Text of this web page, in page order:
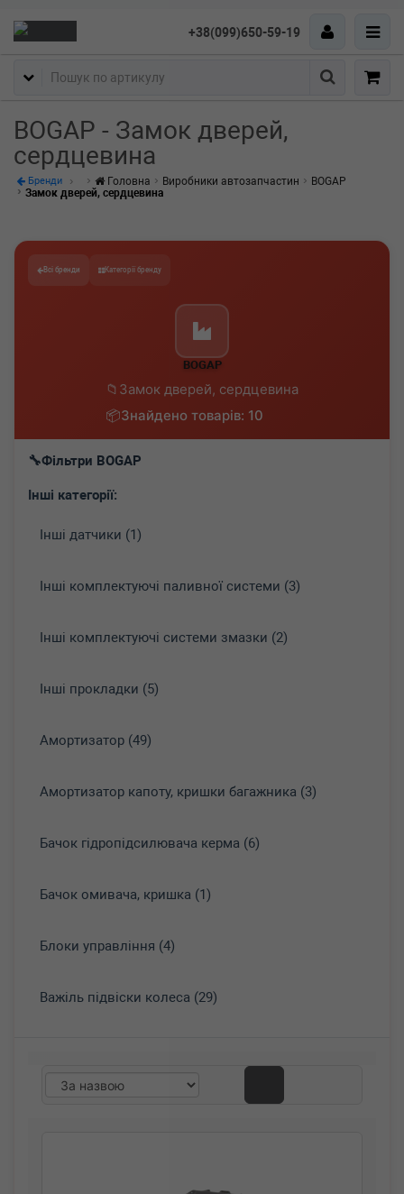
+38(099)650-59-19
Пошук
BOGAP - Замок дверей,
сердцевина
Бренди Головна Виробники автозапчастин
BOGAP
Замок дверей, сердцевина
Всі бренди Категорії бренду
BOGAP
Замок дверей, сердцевина
Знайдено товарів: 10
Фільтри BOGAP
Інші категорії:
Інші датчики (1)
Інші комплектуючі паливної системи (3)
Інші комплектуючі системи змазки (2)
Інші прокладки (5)
Амортизатор (49)
Амортизатор капоту, кришки багажника (3)
Бачок гідропідсилювача керма (6)
Бачок омивача, кришка (1)
Блоки управління (4)
Важіль підвіски колеса (29)